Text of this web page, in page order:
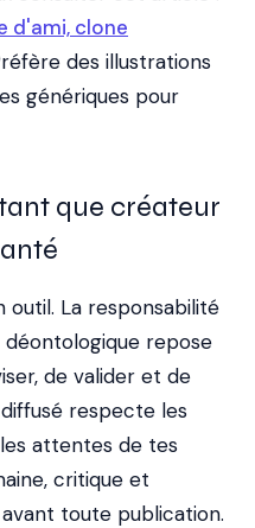
d'ami, clone
des illustrations
génériques pour
que créateur
outil. La responsabilité
repose
de valider et de
respecte les
attentes de tes
critique et
toute publication.